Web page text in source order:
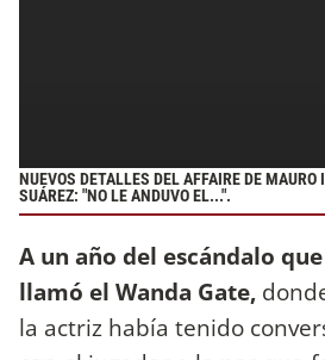
NUEVOS DETALLES DEL AFFAIRE DE
SUÁREZ: "NO LE ANDUVO EL...".
A un año del escándalo
llamó el Wanda Gate,
la actriz había tenido